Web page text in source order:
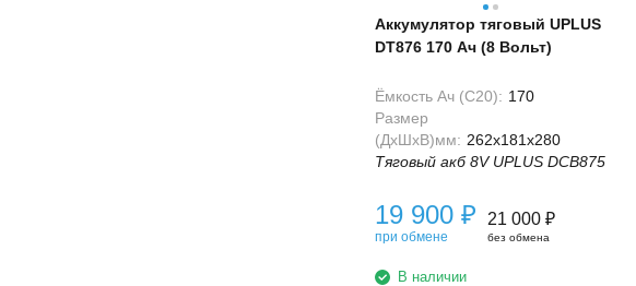
Аккумулятор тяговый UPLUS
DT876 170 Ач (8 Вольт)
Ёмкость Ач (С20): 170
Размер
(ДхШхВ)мм: 262x181x280
Тяговый акб 8V UPLUS DCB875
19 900 ₽
при обмене
21 000 ₽
без обмена
В наличии